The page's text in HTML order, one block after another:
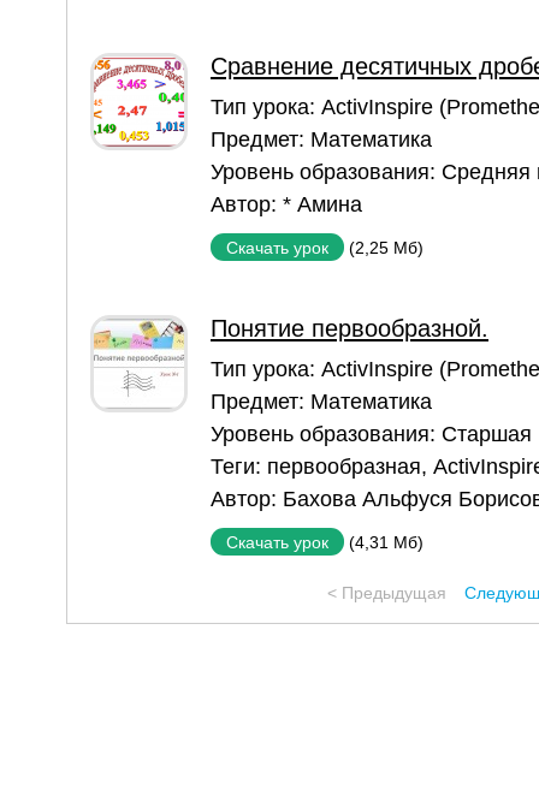
Сравнение десятичных
Тип урока: ActivInspire
Предмет: Математика
Уровень образования: Средняя
Автор: * Амина
Скачать урок (2,25 Мб)
Понятие первообразной.
Тип урока: ActivInspire
Предмет: Математика
Уровень образования: Старшая
Теги: первообразная,
Автор: Бахова Альфуся
Скачать урок (4,31 Мб)
< Предыдущая